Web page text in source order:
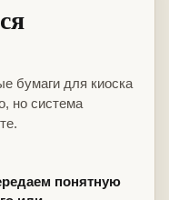
бумаги для киоска
но система
понятную